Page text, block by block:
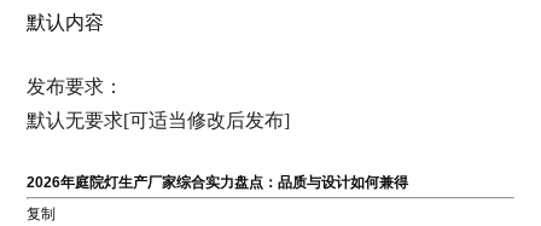
默认内容
发布要求：
默认无要求[可适当修改后发布]
2026年庭院灯生产厂家综合实力盘点：品质与设计如何兼得
复制